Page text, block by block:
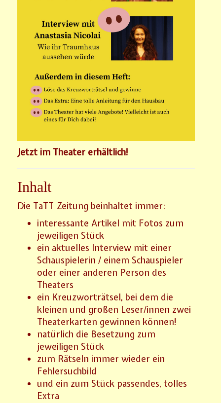
Jetzt im Theater erhältlich!
Inhalt
Die TaTT Zeitung beinhaltet immer:
interessante Artikel mit Fotos zum
jeweiligen Stück
ein aktuelles Interview mit einer
Schauspielerin / einem Schauspieler
oder einer anderen Person des
Theaters
ein Kreuzworträtsel, bei dem die
kleinen und großen Leser/innen zwei
Theaterkarten gewinnen können!
natürlich die Besetzung zum
jeweiligen Stück
zum Rätseln immer wieder ein
Fehlersuchbild
und ein zum Stück passendes, tolles
Extra